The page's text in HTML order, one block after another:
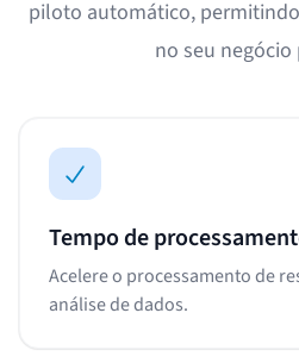
piloto automático,
no seu
Tempo de
Acelere o processamento de
análise de dados.